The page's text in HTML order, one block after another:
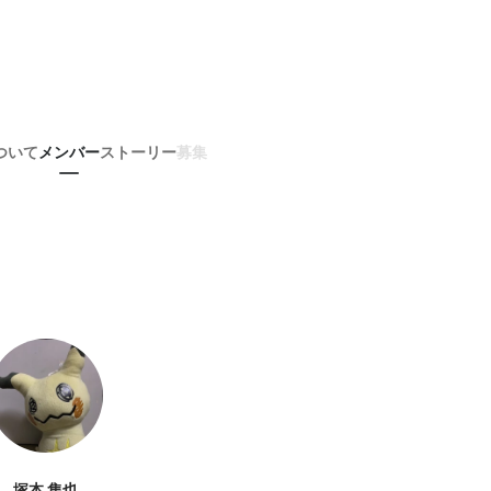
いて メンバーストーリー募集